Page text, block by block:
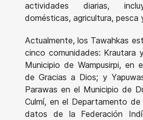
actividades diarias,
domésticas, agricultura, pesca
Actualmente, los Tawahkas
cinco comunidades: Krautara
Municipio de Wampusirpi, en
de Gracias a Dios; y
Parawas en el Municipio de
Culmí, en el Departamento de
datos de la Federación